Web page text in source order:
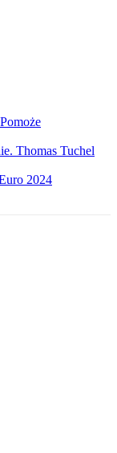
Thomas Tuchel
2024